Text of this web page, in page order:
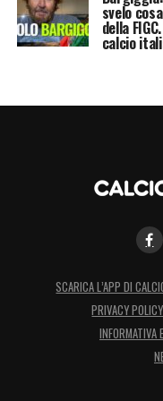
svelo
della
calcio
SCARICA L’APP DI
PRIVACY
INFORMATIVA